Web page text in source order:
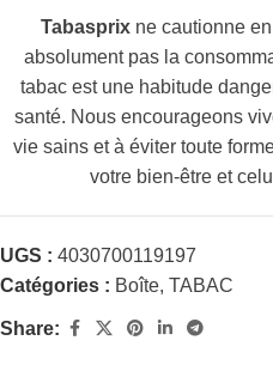
Tabasprix ne cautionne
absolument pas la
tabac est une habitude
santé. Nous encourageons
vie sains et à éviter toute
votre bien-être et
UGS : 4030700119197
Catégories : Boîte, TABAC
Share: